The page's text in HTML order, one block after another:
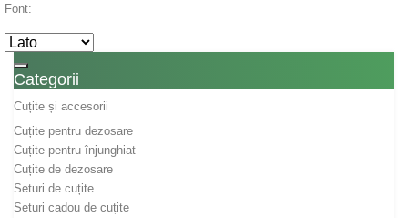
Toggle navigation
Categorii
Cuțite și accesorii
Cuțite pentru dezosare
Cuțite pentru înjunghiat
Cuțite de dezosare
Seturi de cuțite
Seturi cadou de cuțite
Font: